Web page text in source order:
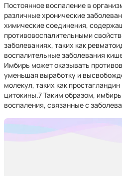
Постоянное воспаление в
различные хронические
химические соединения,
противовоспалительными
заболеваниях, таких как
воспалительные заболевания
Имбирь может оказывать
уменьшая выработку и
молекул, таких как
цитокины.7 Таким образом,
воспаления, связанные с